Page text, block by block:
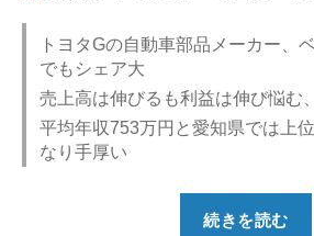
トヨタGの自動車部品メーカー、
でもシェア大
売上高は伸びるも利益は伸び悩む
平均年収753万円と愛知県では上
なり手厚い
続きを読む